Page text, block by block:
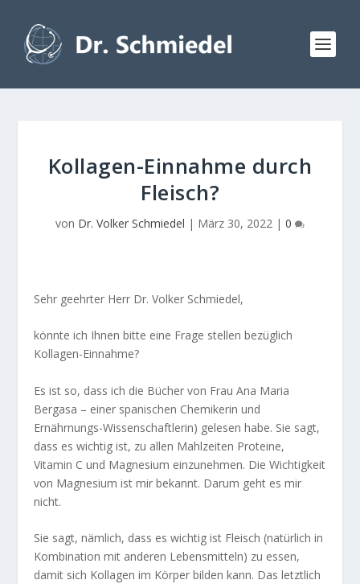
Kollagen-Einnahme durch
Fleisch?
von Dr. Volker Schmiedel | März 30, 2022 | 0
Sehr geehrter Herr Dr. Volker Schmiedel,
könnte ich Ihnen bitte eine Frage stellen bezüglich
Kollagen-Einnahme?
Es ist so, dass ich die Bücher von Frau Ana Maria
Bergasa – einer spanischen Chemikerin und
Ernährnungs-Wissenschaftlerin) gelesen habe. Sie sagt,
dass es wichtig ist, zu allen Mahlzeiten Proteine,
Vitamin C und Magnesium einzunehmen. Die Wichtigkeit
von Magnesium ist mir bekannt. Darum geht es mir
nicht.
Sie sagt, nämlich, dass es wichtig ist Fleisch (natürlich in
Kombination mit anderen Lebensmitteln) zu essen,
damit sich Kollagen im Körper bilden kann. Das letztlich